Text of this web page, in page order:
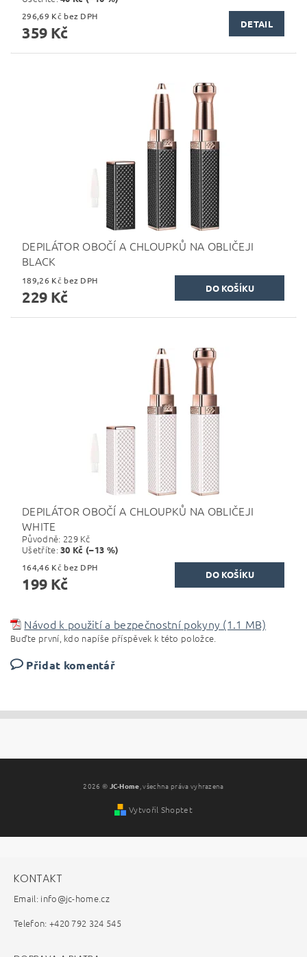
296,69 Kč bez DPH
359 Kč DETAIL
DEPILÁTOR OBOČÍ A CHLOUPKŮ NA OBLIČEJI
BLACK
189,26 Kč bez DPH
229 Kč
DEPILÁTOR OBOČÍ A CHLOUPKŮ NA OBLIČEJI
WHITE
Původně: 229 Kč
Ušetříte:30 Kč (–13 %)
164,46 Kč bez DPH
199 Kč
Návod k použití a bezpečnostní pokyny (1.1 MB)
Buďte první, kdo napíše příspěvek k této položce.
Přidat komentář
2026 © JC-Home , všechna práva vyhrazena
Vytvořil Shoptet
KONTAKT
Email: info@jc-home.cz
Telefon: +420 792 324 545